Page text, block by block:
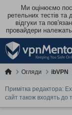
Ми оцінюємо
ретельних тестів
відгуки та
провайдери належать
Огляди ibVPN
Примітка редактора:
сайт також входять до